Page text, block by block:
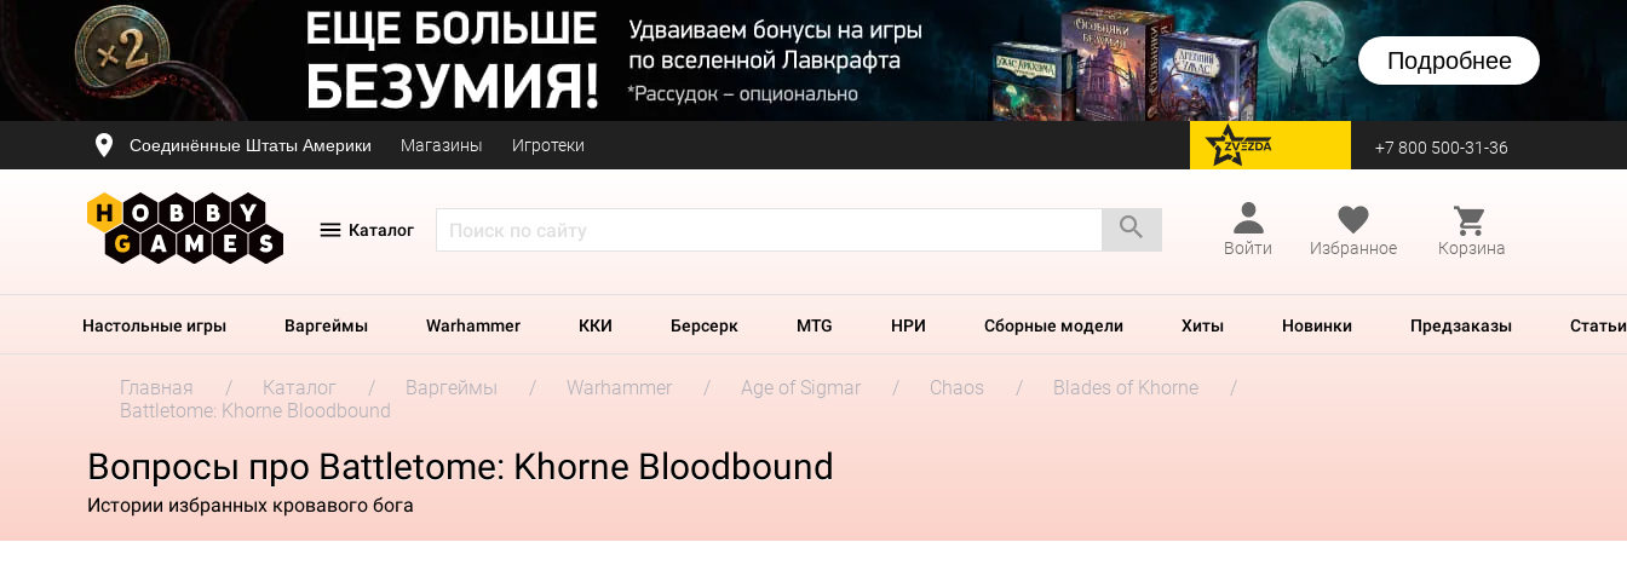
Подробнее
Соединённые Штаты Америки Магазины Игротеки перейти на Zvezda +7 800 500-31-36
Каталог
Войти
Избранное Корзина
Настольные игры Варгеймы Warhammer ККИ Берсерк MTG НРИ Сборные модели Хиты Новинки Предзаказы Статьи
Главная Каталог Варгеймы Warhammer Age of Sigmar Chaos
Blades of Khorne
Battletome: Khorne Bloodbound
Вопросы про Battletome: Khorne Bloodbound
Истории избранных кровавого бога